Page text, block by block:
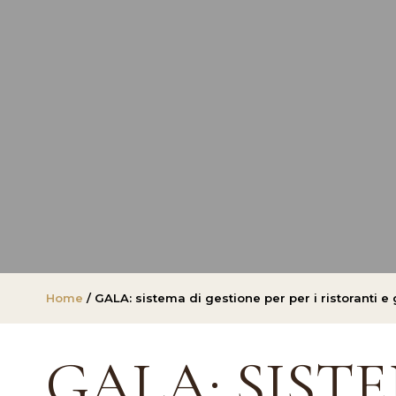
Home / GALA: sistema di gestione per per i ristoranti